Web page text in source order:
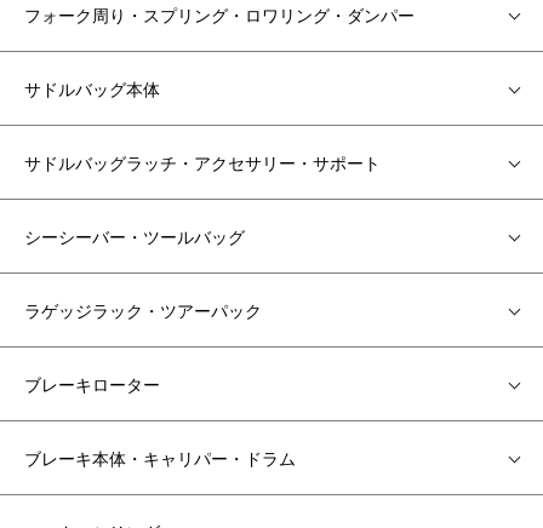
フォーク周り・スプリング・ロワリング・ダンパー
サドルバッグ本体
サドルバッグラッチ・アクセサリー・サポート
シーシーバー・ツールバッグ
ラゲッジラック・ツアーパック
ブレーキローター
ブレーキ本体・キャリパー・ドラム